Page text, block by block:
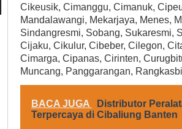
Cikeusik, Cimanggu, Cimanuk,
Mandalawangi, Mekarjaya, Menes,
Sindangresmi, Sobang, Sukaresmi,
Cijaku, Cikulur, Cibeber, Cilegon,
Cimarga, Cipanas, Cirinten,
Muncang, Panggarangan,
BACA JUGA
Distributor
Terpercaya di Cibaliung Banten
BEST SELLER